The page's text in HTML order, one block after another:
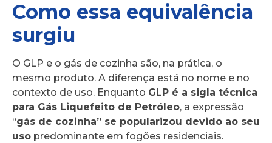
Como essa equivalência
surgiu
O GLP e o gás de cozinha são, na prática, o
mesmo produto. A diferença está no nome e no
contexto de uso. Enquanto GLP é a sigla técnica
para Gás Liquefeito de Petróleo, a expressão
“gás de cozinha” se popularizou devido ao seu
uso predominante em fogões residenciais.